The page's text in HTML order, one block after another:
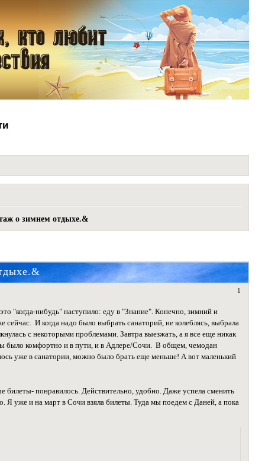
о зимнем отдыхе.&
1
"когда-нибудь" наступило: еду в "Знание". Конечно, зимний и
сейчас. И когда надо было выбрать санаторий, не колеблясь, выбрала
с некоторыми проблемами. Завтра выезжать, а я все еще никак
было комфортно и в пути, и в Адлере/Сочи. В общем, чемодан
уже в санатории, можно было брать еще меньше! А вот маленький
билеты- понравилось. Действительно, удобно. Даже успела сменить
Я уже и на март в Сочи взяла билеты. Туда мы поедем с Даней, а пока